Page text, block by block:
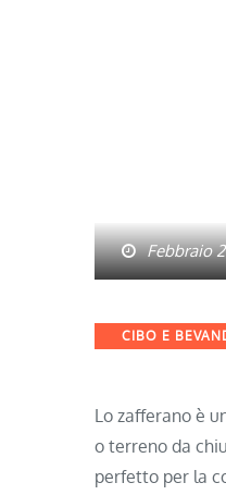
Febbraio
Categories
CIBO E
Lo zafferano è
o terreno da
perfetto per la